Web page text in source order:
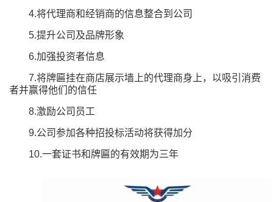
4.将代理商和经销商的信息整合到公司
5.提升公司及品牌形象
6.加强投资者信息
7.将牌匾挂在商店展示墙上的代理商身上，以吸引消费
者并赢得他们的信任
8.激励公司员工
9.公司参加各种招投标活动将获得加分
10.一套证书和牌匾的有效期为三年